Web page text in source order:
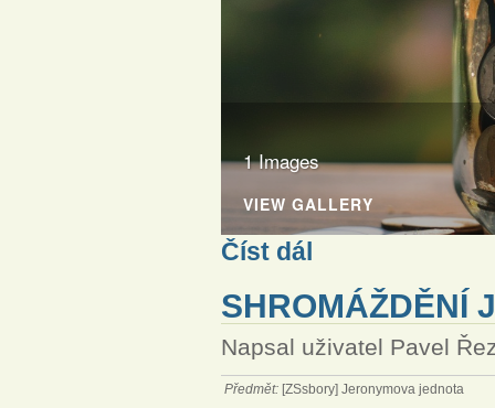
1 Images
VIEW GALLERY
Číst dál
SHROMÁŽDĚNÍ
Napsal uživatel Pavel
Předmět: [ZSsbory] Jeronymova jednota